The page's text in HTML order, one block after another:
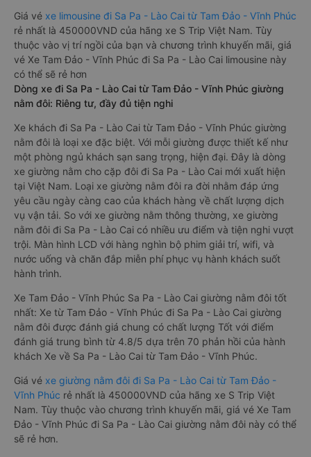
Giá vé xe limousine đi Sa Pa - Lào Cai từ Tam Đảo - Vĩnh Phúc
rẻ nhất là 450000VND của hãng xe S Trip Việt Nam. Tùy
thuộc vào vị trí ngồi của bạn và chương trình khuyến mãi, giá
vé Xe Tam Đảo - Vĩnh Phúc đi Sa Pa - Lào Cai limousine này
có thể sẽ rẻ hơn
Dòng xe đi Sa Pa - Lào Cai từ Tam Đảo - Vĩnh Phúc giường
nằm đôi: Riêng tư, đầy đủ tiện nghi
Xe khách đi Sa Pa - Lào Cai từ Tam Đảo - Vĩnh Phúc giường
nằm đôi là loại xe đặc biệt. Với mỗi giường được thiết kế như
một phòng ngủ khách sạn sang trọng, hiện đại. Đây là dòng
xe giường nằm cho cặp đôi đi Sa Pa - Lào Cai mới xuất hiện
tại Việt Nam. Loại xe giường nằm đôi ra đời nhằm đáp ứng
yêu cầu ngày càng cao của khách hàng về chất lượng dịch
vụ vận tải. So với xe giường nằm thông thường, xe giường
nằm đôi đi Sa Pa - Lào Cai có nhiều ưu điểm và tiện nghi vượt
trội. Màn hình LCD với hàng nghìn bộ phim giải trí, wifi, và
nước uống và chăn đắp miễn phí phục vụ hành khách suốt
hành trình.
Xe Tam Đảo - Vĩnh Phúc Sa Pa - Lào Cai giường nằm đôi tốt
nhất: Xe từ Tam Đảo - Vĩnh Phúc đi Sa Pa - Lào Cai giường
nằm đôi được đánh giá chung có chất lượng Tốt với điểm
đánh giá trung bình từ 4.8/5 dựa trên 70 phản hồi của hành
khách Xe về Sa Pa - Lào Cai từ Tam Đảo - Vĩnh Phúc.
Giá vé xe giường nằm đôi đi Sa Pa - Lào Cai từ Tam Đảo -
Vĩnh Phúc rẻ nhất là 450000VND của hãng xe S Trip Việt
Nam. Tùy thuộc vào chương trình khuyến mãi, giá vé Xe Tam
Đảo - Vĩnh Phúc đi Sa Pa - Lào Cai giường nằm đôi này có thể
sẽ rẻ hơn.